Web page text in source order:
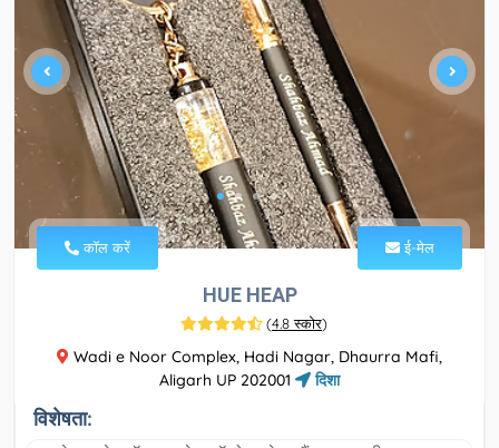
कॉल करें ई-मेल
HUE HEAP
(4.8 स्कोर)
Wadi e Noor Complex, Hadi Nagar, Dhaurra Mafi,
Aligarh UP 202001
दिशा
विशेषता: